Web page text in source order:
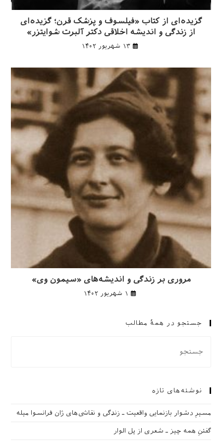
گزیده‌ای از کتاب «فیلسوف و پزشک قرن؛ گزیده‌ای
از زندگی و اندیشه اخلاقی دکتر آلبرت شوایتزر»
۱۳ شهریور ۱۴۰۲
مروری بر زندگی و اندیشه‌های «سیمون وی»
۱ شهریور ۱۴۰۲
جستجو در همهٔ مطالب
نوشته‌های تازه
مسیرِ دشوار بازنمایی واقعیت ـ زندگی و نقاشی‌های ژان فرانسوا میله
گفتنِ همه چیز ـ شعری از پل الوار